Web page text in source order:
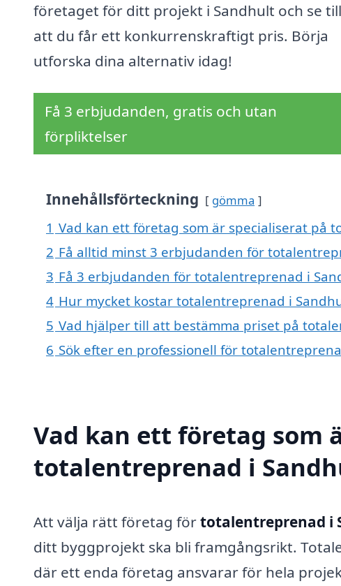
företaget för ditt projekt i Sandhult och se till
att du får ett konkurrenskraftigt pris. Börja
utforska dina alternativ idag!
Få 3 erbjudanden, gratis och utan
förpliktelser
Innehållsförteckning gömma
1 Vad kan ett företag som är specialiserat på
2 Få alltid minst 3 erbjudanden för
3 Få 3 erbjudanden för totalentreprenad i
4 Hur mycket kostar totalentreprenad i
5 Vad hjälper till att bestämma priset på
6 Sök efter en professionell för
Vad kan ett företag som
totalentreprenad i
Att välja rätt företag förtotalentreprenad i
ditt byggprojekt ska bli framgångsrikt.
där ett enda företag ansvarar för hela